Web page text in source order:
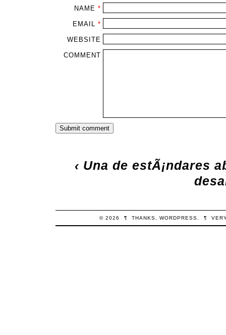
NAME *
EMAIL *
WEBSITE
COMMENT
‹ Una de estÃ¡ndares
© 2026 ¶ THANKS, WORDPRESS. ¶